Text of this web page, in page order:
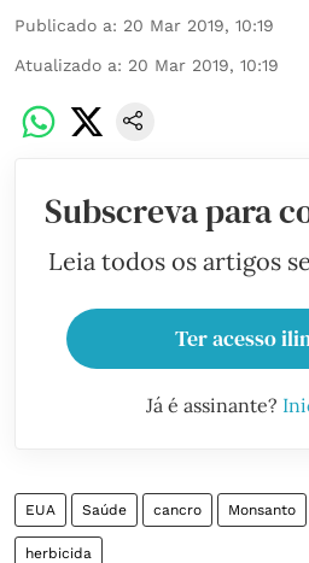
Publicado a: 20 Mar 2019, 10:19
Atualizado a: 20 Mar 2019, 10:19
Subscreva para
Leia todos os artigos
Ter acesso
Já é assinante?
EUA Saúde cancro Monsanto
herbicida